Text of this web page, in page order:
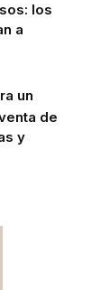
los
a
un
de
y